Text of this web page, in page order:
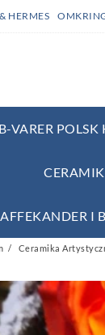
HERMES
B-VARER
I
Ceramika